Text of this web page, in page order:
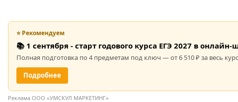
⭐ Рекомендуем
📚 1 сентября - старт годового курса ЕГЭ 2027 в
Полная подготовка по 4 предметам под ключ — от 6 510 ₽ за весь курс
Подробнее
Реклама ООО «УМСКУЛ МАРКЕТИНГ»